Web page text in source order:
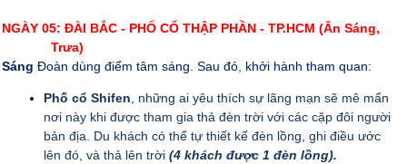
NGÀY 05: ĐÀI BẮC - PHỐ CỔ THẬP PHẦN - TP.HCM (Ăn Sáng,
Trưa)
Sáng Đoàn dùng điểm tâm sáng. Sau đó, khởi hành tham quan:
Phố cổ Shifen , những ai yêu thích sự lãng mạn sẽ mê mẩn
nơi này khi được tham gia thả đèn trời với các cặp đôi người
bản địa. Du khách có thể tự thiết kế đèn lồng, ghi điều ước
lên đó, và thả lên trời (4 khách được 1 đèn lồng).